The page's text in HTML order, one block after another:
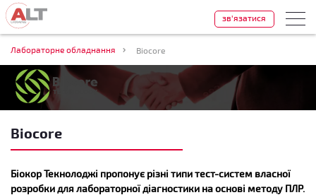
Лабораторне обладнання Biocore
зв'язатися
Biocore
Біокор Текнолоджі пропонує різні типи тест-систем власної
розробки для лабораторної діагностики на основі методу ПЛР.